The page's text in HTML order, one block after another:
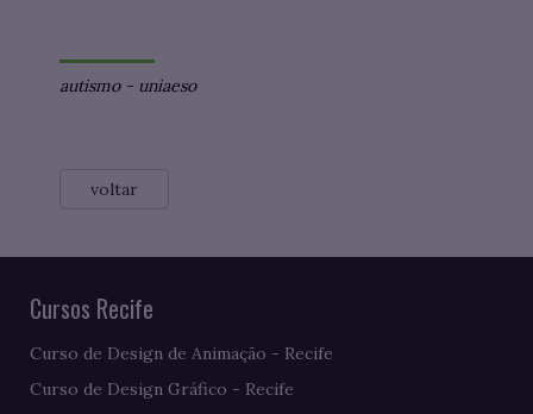
autismo- uniaeso
voltar
Cursos Recife
Curso de Design de Animação - Recife
Curso de Design Gráfico - Recife